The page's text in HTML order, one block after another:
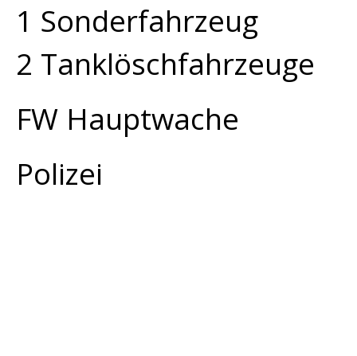
1 Sonderfahrzeug
2 Tanklöschfahrzeuge
FW Hauptwache
Polizei